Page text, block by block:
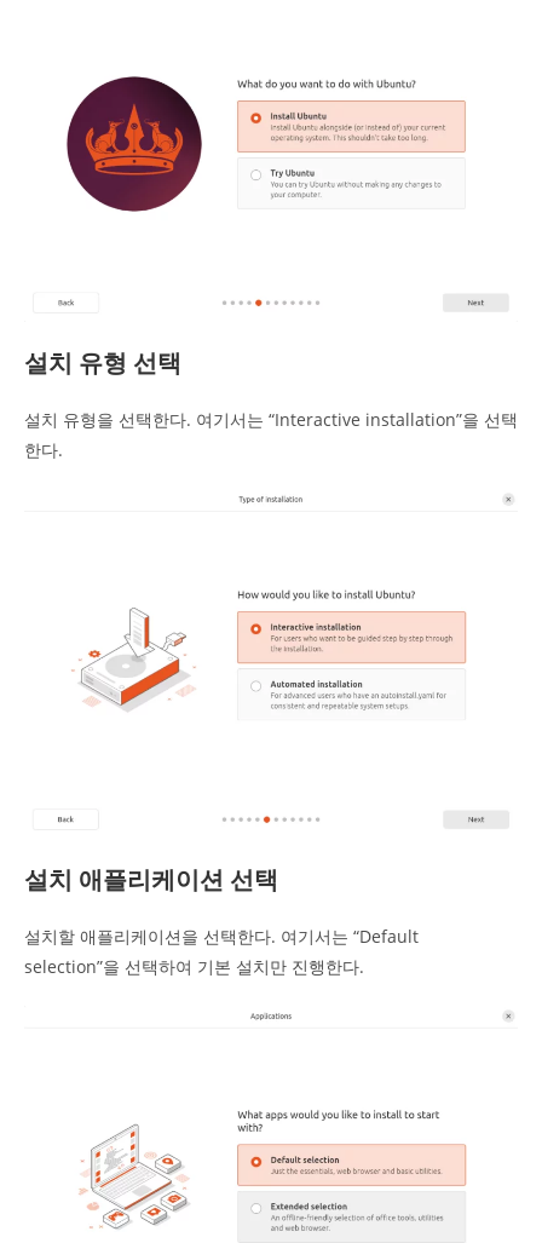
설치 유형 선택
설치 유형을 선택한다. 여기서는 “Interactive installation”을 선택
한다.
설치 애플리케이션 선택
설치할 애플리케이션을 선택한다. 여기서는 “Default
selection”을 선택하여 기본 설치만 진행한다.